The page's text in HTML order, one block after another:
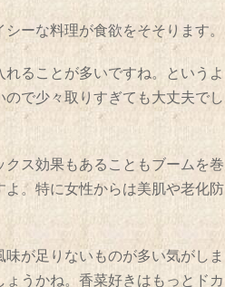
ーな料理が食欲をそそります。
ることが多いですね。というよ
で少々取りすぎても大丈夫でし
ス効果もあることもブームを巻
。特に女性からは美肌や老化防
が足りないものが多い気がしま
うかね。香菜好きはもっとドカ